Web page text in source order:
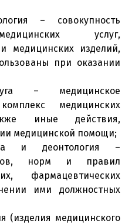
– совокупность
услуг,
медицинских изделий,
при оказании
– медицинское
медицинских
иные действия,
медицинской помощи;
и деонтология –
норм и правил
фармацевтических
ими должностных
(изделия медицинского